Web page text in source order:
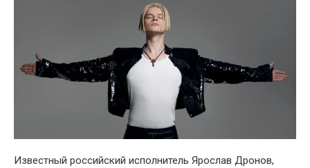
Известный российский исполнитель Ярослав Дронов,